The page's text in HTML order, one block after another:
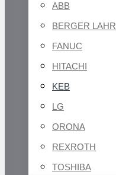
ABB
BERGER LAHR
FANUC
HITACHI
KEB
LG
ORONA
REXROTH
TOSHIBA